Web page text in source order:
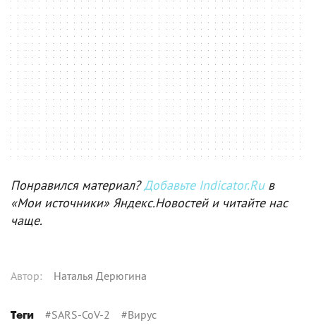
Понравился материал?Добавьте Indicator.Ruв
«Мои источники» Яндекс.Новостей и читайте нас
чаще.
Автор: Наталья Дерюгина
Теги #SARS-CoV-2 #Вирус